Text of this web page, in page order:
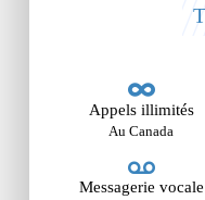
Appels illimités
Au Canada
Messagerie vocale